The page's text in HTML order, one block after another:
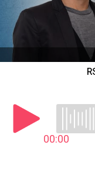
00:00